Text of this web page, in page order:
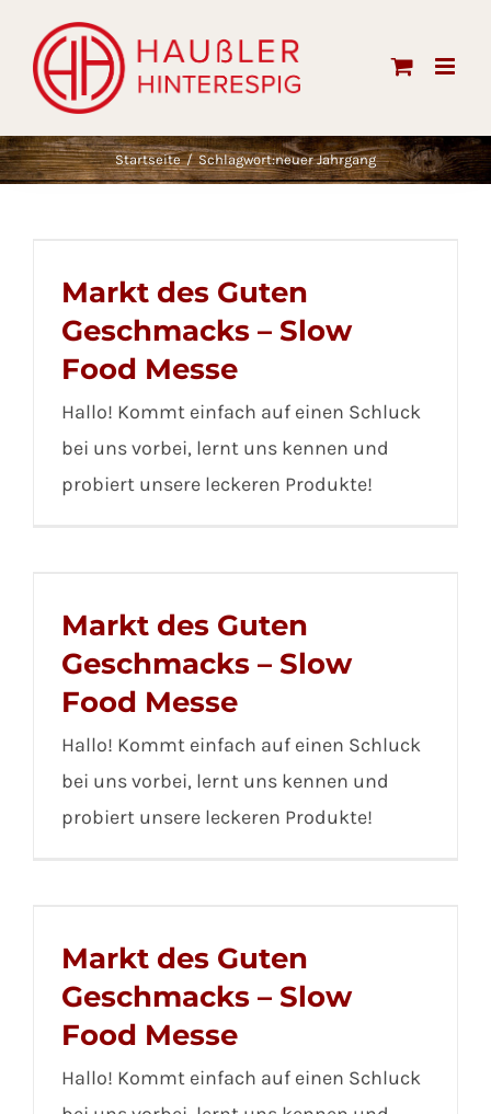
content
Startseite Schlagwort:neuer Jahrgang
Markt des Guten
Geschmacks – Slow
Food Messe
Hallo! Kommt einfach auf einen Schluck
bei uns vorbei, lernt uns kennen und
probiert unsere leckeren Produkte!
Markt des Guten
Geschmacks – Slow
Food Messe
Hallo! Kommt einfach auf einen Schluck
bei uns vorbei, lernt uns kennen und
probiert unsere leckeren Produkte!
Markt des Guten
Geschmacks – Slow
Food Messe
Hallo! Kommt einfach auf einen Schluck